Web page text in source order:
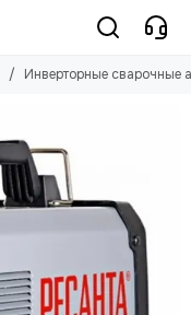
Инверторные сварочные